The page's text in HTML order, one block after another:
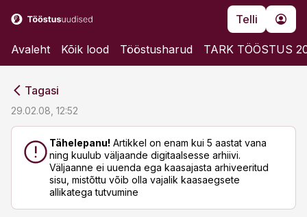
Telli
Avaleht Kõik lood Tööstusharud TARK TÖÖSTUS
Tagasi
29.02.08, 12:52
Tähelepanu! Artikkel on enam kui 5 aastat vana
ning kuulub väljaande digitaalsesse arhiivi.
Väljaanne ei uuenda ega kaasajasta arhiveeritud
sisu, mistõttu võib olla vajalik kaasaegsete
allikatega tutvumine